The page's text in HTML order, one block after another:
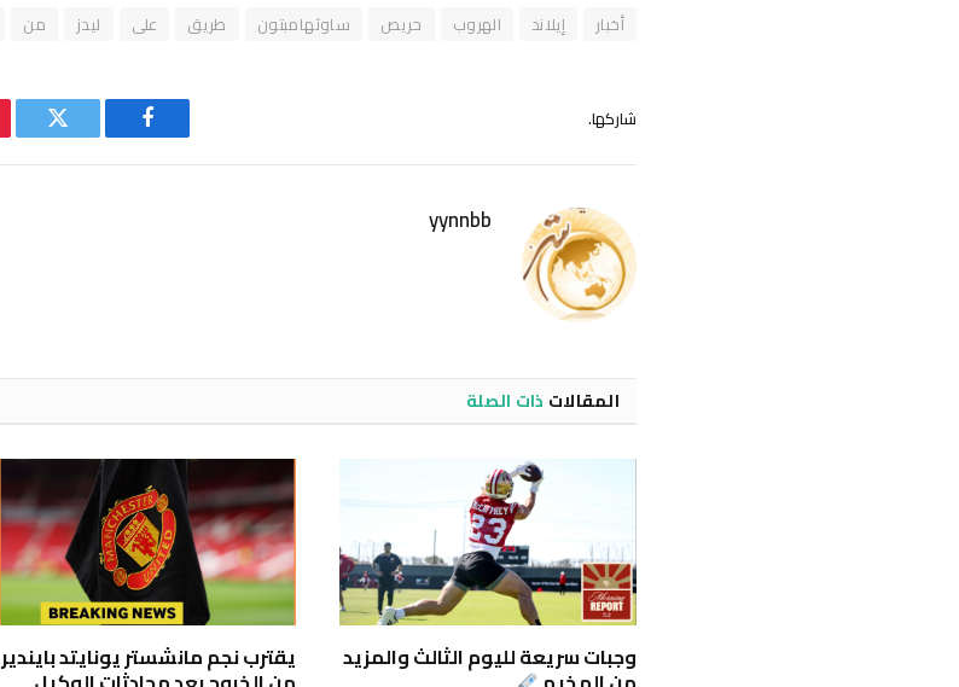
أخبار إيلاند الهروب حريص ساوثهامبتون طريق على ليدز من
شاركها.
فيسبوك تويتر
yynnbb
المقالات ذات الصلة
وجبات سريعة لليوم الثالث والمزيد يقترب نجم مانشستر يونايتد بايندير